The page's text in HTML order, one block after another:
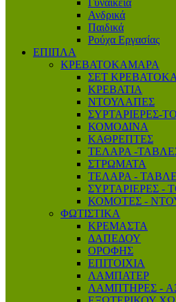
Γυναικεία
Ανδρικά
Παιδικά
Ρούχα Εργασίας
ΕΠΙΠΛΑ
ΚΡΕΒΑΤΟΚΑΜΑΡΑ
ΣΕΤ
ΚΡΕΒΑΤΙΑ
ΝΤΟΥΛΑΠΕΣ
ΣΥΡΤΑΡΙΕΡΕΣ-
ΚΟΜΟΔΙΝΑ
ΚΑΘΡΕΠΤΕΣ
ΤΕΛΑΡΑ -
ΣΤΡΩΜΑΤΑ
ΤΕΛΑΡΑ -
ΣΥΡΤΑΡΙΕΡΕΣ -
ΚΟΜΟΤΕΣ -
ΦΩΤΙΣΤΙΚΑ
ΚΡΕΜΑΣΤΑ
ΔΑΠΕΔΟΥ
ΟΡΟΦΗΣ
ΕΠΙΤΟΙΧΙΑ
ΛΑΜΠΑΤΕΡ
ΛΑΜΠΤΗΡΕΣ -